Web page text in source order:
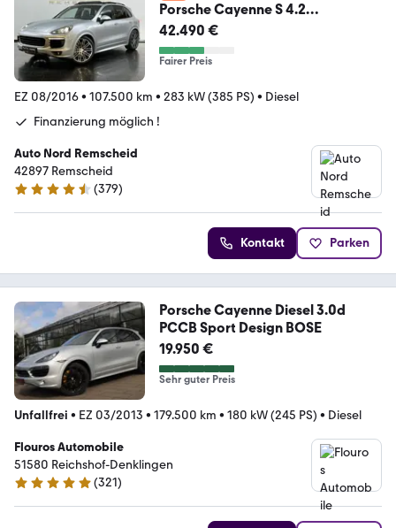
Porsche Cayenne S 4.2
TDI*Pano*Sport-
Design*Luft*PDLS*
42.490 €
Fairer Preis
EZ 08/2016• 107.500 km • 283 kW (385 PS) • Diesel
Finanzierung möglich !
Auto Nord Remscheid
42897 Remscheid
4.5 Sterne
(379)
Kontakt Parken
Porsche Cayenne Diesel 3.0d
PCCB Sport Design BOSE
19.950 €
Sehr guter Preis
Unfallfrei • EZ 03/2013 • 179.500 km • 180 kW (245 PS) • Diesel
Flouros Automobile
51580 Reichshof-Denklingen
4.9 Sterne
(321)